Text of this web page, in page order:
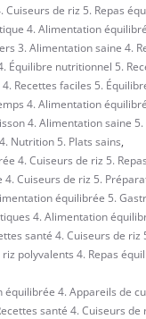
de riz 5. Repas
4. Alimentation
3. Alimentation saine 4.
Équilibre nutritionnel 5.
Recettes faciles 5.
4. Alimentation
4. Alimentation saine
Nutrition 5. Plats sains,
4. Cuiseurs de riz 5.
Cuiseurs de riz 5.
équilibrée 5.
4. Alimentation
santé 4. Cuiseurs de riz
polyvalents 4. Repas
4. Appareils de
santé 4. Cuiseurs de